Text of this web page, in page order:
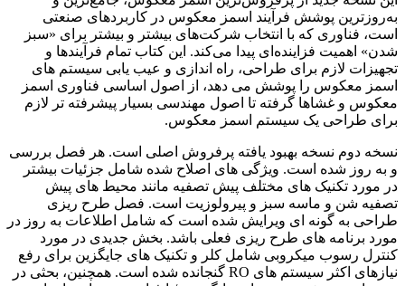
به‌روزترین پوشش فرآیند اسمز معکوس در کاربردهای صنعتی
است، فناوری که با انتخاب شرکت‌های بیشتر و بیشتر برای «سبز
شدن» اهمیت فزاینده‌ای پیدا می‌کند. این کتاب تمام فرآیندها و
تجهیزات لازم برای طراحی، راه اندازی و عیب یابی سیستم های
اسمز معکوس را پوشش می دهد، از اصول اساسی فناوری اسمز
معکوس و غشاها گرفته تا اصول مهندسی بسیار پیشرفته تر لازم
برای طراحی یک سیستم اسمز معکوس.
نسخه دوم نسخه بهبود یافته پرفروش اصلی است. هر فصل بررسی
و به روز شده است. ویژگی های اصلاح شده شامل جزئیات بیشتر
در مورد تکنیک های مختلف پیش تصفیه مانند محیط های پیش
تصفیه شن و ماسه سبز و پیرولوزیت است. فصل طرح ریزی
طراحی به گونه ای ویرایش شده است که شامل اطلاعات به روز در
مورد برنامه های طرح ریزی فعلی باشد. بخش جدیدی در مورد
کنترل رسوب میکروبی شامل کلر و تکنیک های جایگزین برای رفع
نیازهای اکثر سیستم های RO گنجانده شده است. همچنین، بحثی در